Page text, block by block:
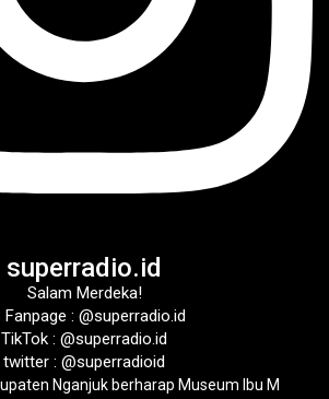
superradio.id
Salam Merdeka!
Fanpage : @superradio.id
TikTok : @superradio.id
twitter : @superradioid
Nganjuk berharap Museum Ibu M